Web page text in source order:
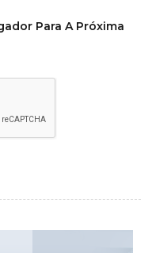
Para A Próxima